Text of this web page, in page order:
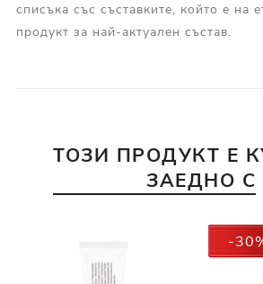
списъка със съставките, който е на
продукт за най-актуален състав.
ТОЗИ ПРОДУКТ Е
ЗАЕДНО С
-